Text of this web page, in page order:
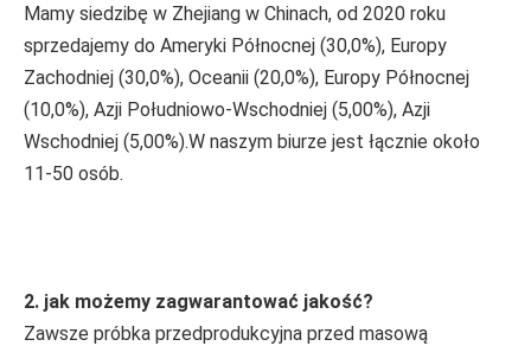
Mamy siedzibę w Zhejiang w Chinach, od 2020 roku
sprzedajemy do Ameryki Północnej (30,0%), Europy
Zachodniej (30,0%), Oceanii (20,0%), Europy Północnej
(10,0%), Azji Południowo-Wschodniej (5,00%), Azji
Wschodniej (5,00%).W naszym biurze jest łącznie około
11-50 osób.
2. jak możemy zagwarantować jakość?
Zawsze próbka przedprodukcyjna przed masową